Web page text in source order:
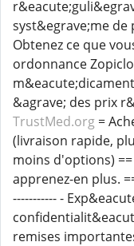
syst&egrave;me de
Obtenez ce que
ordonnance
&agrave; des prix
TrustMed.org =
(livraison rapide,
moins d'options)
apprenez-en plus.
----------- -
remises